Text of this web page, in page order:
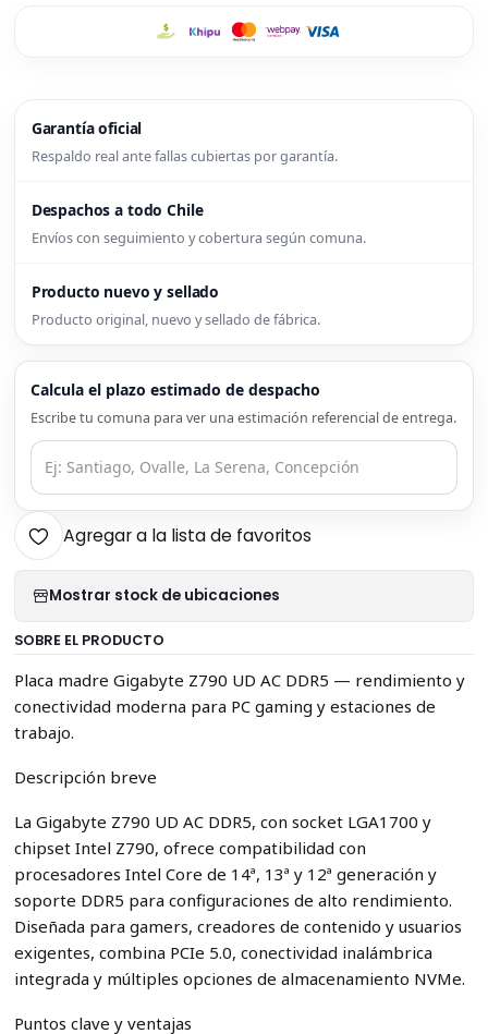
Garantía oficial
Respaldo real ante fallas cubiertas por garantía.
Despachos a todo Chile
Envíos con seguimiento y cobertura según comuna.
Producto nuevo y sellado
Producto original, nuevo y sellado de fábrica.
Calcula el plazo estimado de despacho
Escribe tu comuna para ver una estimación referencial de entrega.
Agregar a la lista de favoritos
Mostrar stock de ubicaciones
SOBRE EL PRODUCTO
Placa madre Gigabyte Z790 UD AC DDR5 — rendimiento y
conectividad moderna para PC gaming y estaciones de
trabajo.
Descripción breve
La Gigabyte Z790 UD AC DDR5, con socket LGA1700 y
chipset Intel Z790, ofrece compatibilidad con
procesadores Intel Core de 14ª, 13ª y 12ª generación y
soporte DDR5 para configuraciones de alto rendimiento.
Diseñada para gamers, creadores de contenido y usuarios
exigentes, combina PCIe 5.0, conectividad inalámbrica
integrada y múltiples opciones de almacenamiento NVMe.
Puntos clave y ventajas